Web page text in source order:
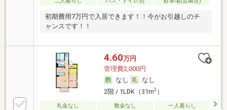
初期費用7万円で入居できます！！今がお引越しのチ
ャンスです！！
4.60万円
管理費2,000円
なし
なし
2階 / 1LDK（31m2）
礼金なし 敷金なし
一人暮らし